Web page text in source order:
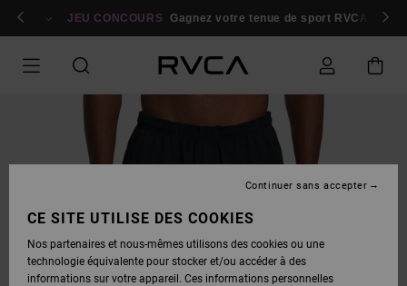
Se connecter / s'inscrire
JEU CONCOURS Gagnez votre tenue de sport RVCA
CE SITE UTILISE DES COOKIES
Nos partenaires et nous-mêmes utilisons des cookies ou une
technologie équivalente pour stocker et/ou accéder à des
informations sur votre appareil. Ces informations personnelles
Continuer sans accepter